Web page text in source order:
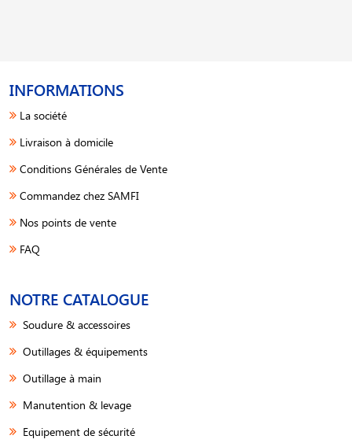
INFORMATIONS
La société
Livraison à domicile
Conditions Générales de Vente
Commandez chez SAMFI
Nos points de vente
FAQ
NOTRE CATALOGUE
Soudure & accessoires
Outillages & équipements
Outillage à main
Manutention & levage
Equipement de sécurité